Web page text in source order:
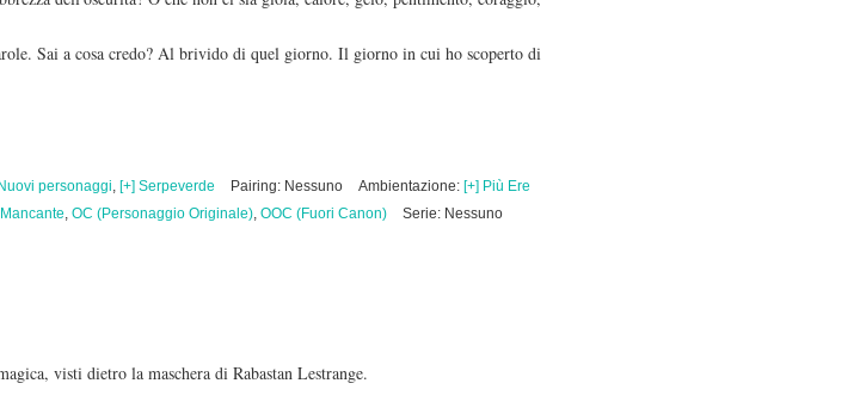
Sai a cosa credo? Al brivido di quel giorno. Il giorno in cui ho scoperto di
personaggi, [+] Serpeverde Pairing: Nessuno Ambientazione: [+] Più Ere
, OC (Personaggio Originale), OOC (Fuori Canon)
Serie: Nessuno
visti dietro la maschera di Rabastan Lestrange.